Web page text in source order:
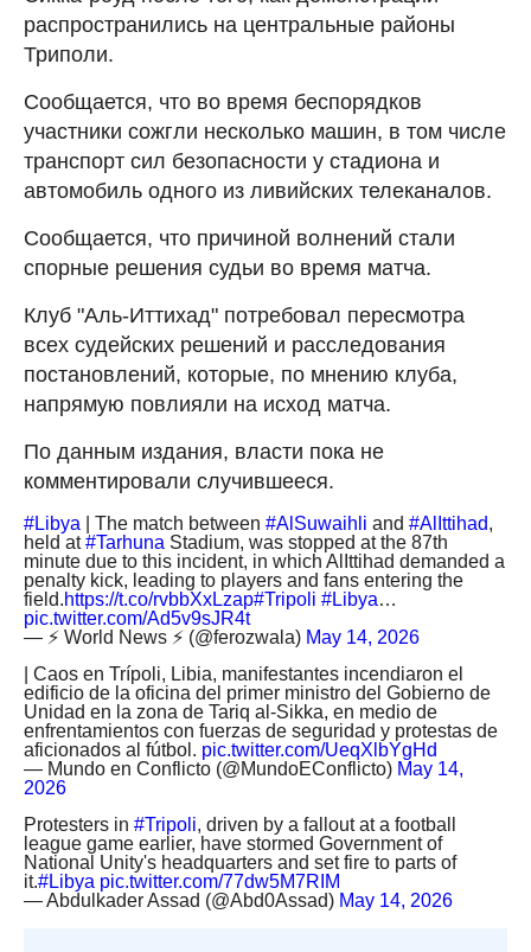
распространились на центральные районы
Триполи.
Сообщается, что во время беспорядков
участники сожгли несколько машин, в том числе
транспорт сил безопасности у стадиона и
автомобиль одного из ливийских телеканалов.
Сообщается, что причиной волнений стали
спорные решения судьи во время матча.
Клуб "Аль-Иттихад" потребовал пересмотра
всех судейских решений и расследования
постановлений, которые, по мнению клуба,
напрямую повлияли на исход матча.
По данным издания, власти пока не
комментировали случившееся.
#Libya | The match between #AlSuwaihli and #AlIttihad,
held at#Tarhuna Stadium, was stopped at the 87th
minute due to this incident, in which AlIttihad demanded a
penalty kick, leading to players and fans entering the
field.https://t.co/rvbbXxLzap#Tripoli #Libya…
pic.twitter.com/Ad5v9sJR4t
— ⚡️ World News ⚡️ (@ferozwala) May 14, 2026
| Caos en Trípoli, Libia, manifestantes incendiaron el
edificio de la oficina del primer ministro del Gobierno de
Unidad en la zona de Tariq al-Sikka, en medio de
enfrentamientos con fuerzas de seguridad y protestas de
aficionados al fútbol. pic.twitter.com/UeqXlbYgHd
— Mundo en Conflicto (@MundoEConflicto) May 14,
2026
Protesters in #Tripoli, driven by a fallout at a football
league game earlier, have stormed Government of
National Unity's headquarters and set fire to parts of
it.#Libya pic.twitter.com/77dw5M7RIM
— Abdulkader Assad (@Abd0Assad) May 14, 2026